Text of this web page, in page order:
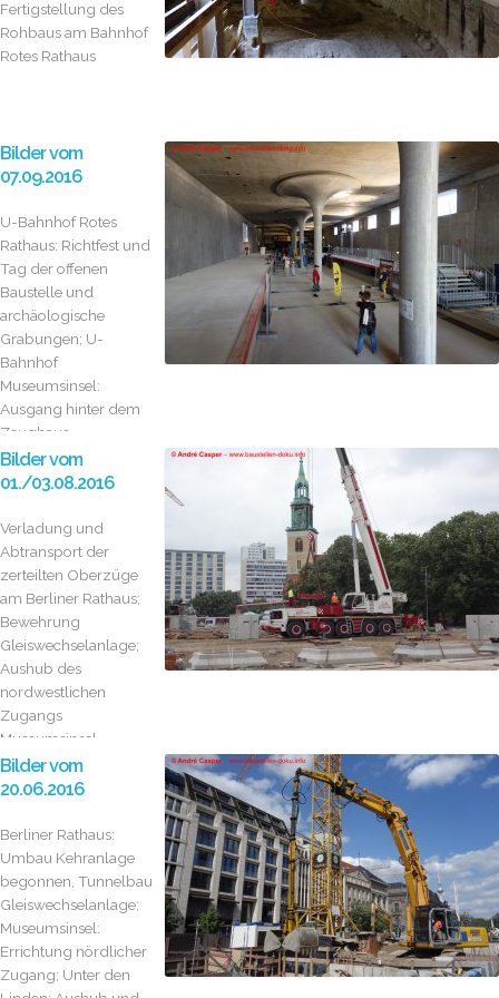
Fertigstellung des
Rohbaus am Bahnhof
Rotes Rathaus
Bilder vom
07.09.2016
U-Bahnhof Rotes
Rathaus: Richtfest und
Tag der offenen
Baustelle und
archäologische
Grabungen; U-
Bahnhof
Museumsinsel:
Ausgang hinter dem
Zeughaus
fertiggestellt; U-
Bahnhof Unter den
Bilder vom
01./03.08.2016
Verladung und
Abtransport der
zerteilten Oberzüge
am Berliner Rathaus;
Bewehrung
Gleiswechselanlage;
Aushub des
nordwestlichen
Zugangs
Museumsinsel
Bilder vom
20.06.2016
Berliner Rathaus:
Umbau Kehranlage
begonnen, Tunnelbau
Gleiswechselanlage;
Museumsinsel:
Errichtung nördlicher
Zugang; Unter den